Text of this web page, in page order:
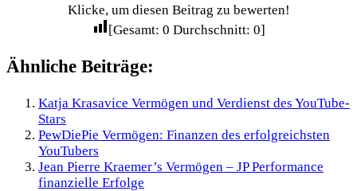
Klicke, um diesen Beitrag zu bewerten!
[Gesamt: 0 Durchschnitt: 0]
Ähnliche Beiträge:
Katja Krasavice Vermögen und Verdienst des YouTube-
Stars
PewDiePie Vermögen: Finanzen des erfolgreichsten
YouTubers
Jean Pierre Kraemer’s Vermögen – JP Performance
finanzielle Erfolge